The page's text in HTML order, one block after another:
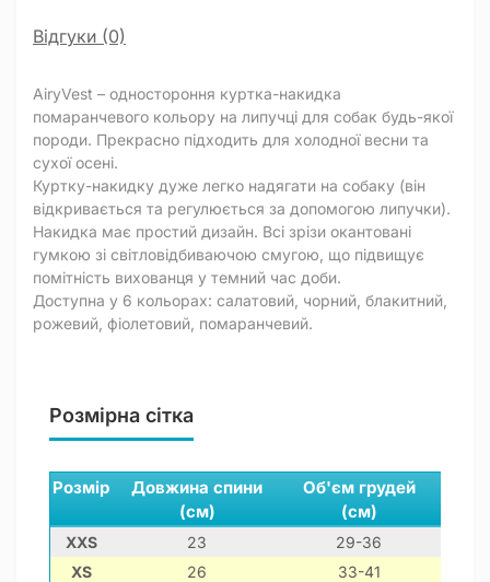
Відгуки (0)
AiryVest – одностороння куртка-накидка
помаранчевого кольору на липучці для собак будь-якої
породи. Прекрасно підходить для холодної весни та
сухої осені.
Куртку-накидку дуже легко надягати на собаку (він
відкривається та регулюється за допомогою липучки).
Накидка має простий дизайн. Всі зрізи окантовані
гумкою зі світловідбиваючою смугою, що підвищує
помітність вихованця у темний час доби.
Доступна у 6 кольорах: салатовий, чорний, блакитний,
рожевий, фіолетовий, помаранчевий.
Розмірна сітка
Розмір
Довжина спини
(см)
Об'єм грудей
(см)
XXS 23 29-36
XS
26 33-41